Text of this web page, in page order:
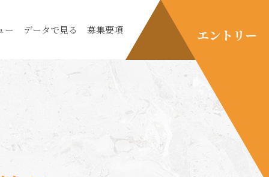
ー データで見る 募集要項 エントリー